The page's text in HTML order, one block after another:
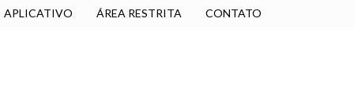
APLICATIVO ÁREA RESTRITA CONTATO